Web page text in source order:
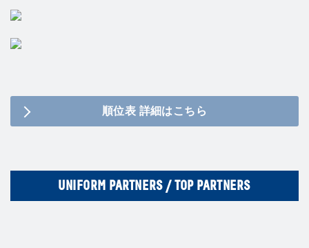
順位表 詳細はこちら
UNIFORM PARTNERS / TOP PARTNERS